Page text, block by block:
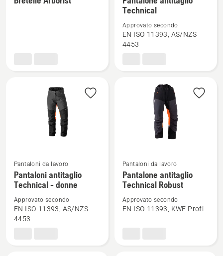
maggiori
maggiori
dettagli
su
Pantalone
Technical
Approvato secondo
EN ISO 11393, AS/NZS
4453
Vedi
maggiori
dettagli
su
Pantaloni
Pantaloni da lavoro
Pantaloni antitaglio
Technical - donne
Approvato secondo
EN ISO 11393, AS/NZS
4453
Vedi
maggiori
dettagli
su
Pantalone
Pantaloni da lavoro
Pantalone antitaglio
Technical Robust
Approvato secondo
EN ISO 11393, KWF Profi